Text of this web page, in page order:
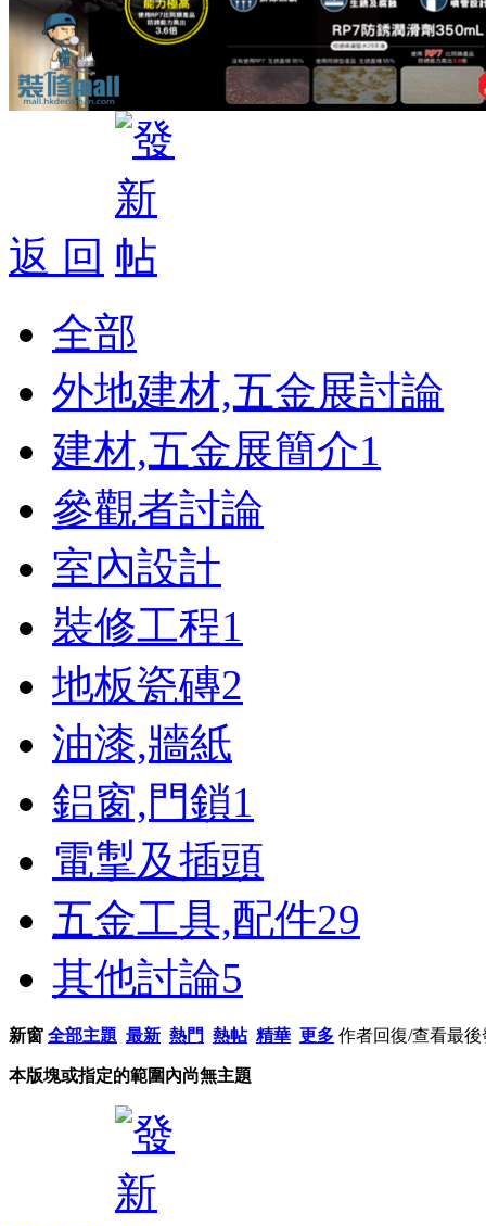
返 回
全部
外地建材,五金展討論
建材,五金展簡介1
參觀者討論
室內設計
裝修工程1
地板瓷磚2
油漆,牆紙
鋁窗,門鎖1
電掣及插頭
五金工具,配件29
其他討論5
新窗 全部主題 最新 熱門 熱帖 精華 更多 作者回復/查看最後
本版塊或指定的範圍內尚無主題